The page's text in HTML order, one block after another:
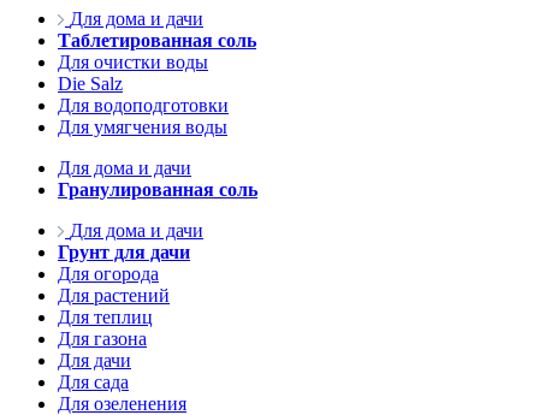
Для дома и дачи
Таблетированная соль
Для очистки воды
Die Salz
Для водоподготовки
Для умягчения воды
Для дома и дачи
Гранулированная соль
Для дома и дачи
Грунт для дачи
Для огорода
Для растений
Для теплиц
Для газона
Для дачи
Для сада
Для озеленения